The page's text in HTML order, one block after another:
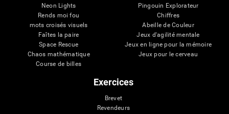
Neon Lights
Rends moi fou
mots croisés visuels
Faîtes la paire
Space Rescue
Chaos mathématique
Course de billes
Pingouin Explorateur
Chiffres
Abeille de Couleur
Jeux d'agilité mentale
Jeux en ligne pour la mémoire
Jeux pour le cerveau
Exercices
Brevet
Revendeurs